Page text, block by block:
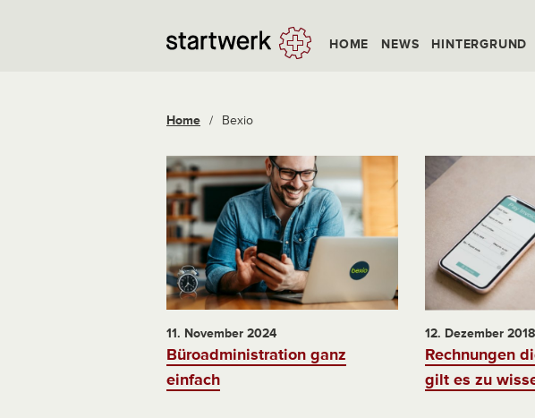
HOME NEWS HINTERGRUND
Home / Bexio
11. November 2024
Büroadministration ganz
einfach
12. Dezember 2018
Rechnungen
gilt es zu